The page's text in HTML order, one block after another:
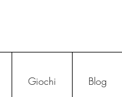
Giochi Blog